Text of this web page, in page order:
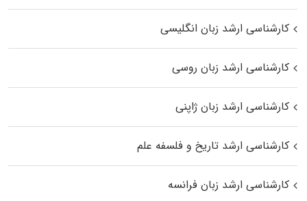
کارشناسی ارشد زبان انگلیسی
کارشناسی ارشد زبان روسی
کارشناسی ارشد زبان ژاپنی
کارشناسی ارشد تاریخ و فلسفه علم
کارشناسی ارشد زبان فرانسه